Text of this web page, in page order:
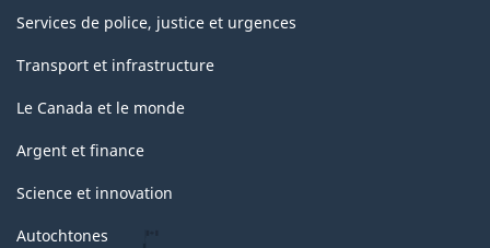
Services de police, justice et urgences
Transport et infrastructure
Le Canada et le monde
Argent et finance
Science et innovation
Autochtones